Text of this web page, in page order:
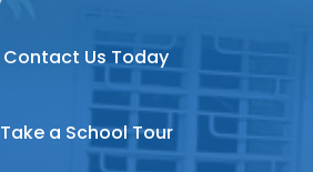
Contact Us Today
Take a School Tour